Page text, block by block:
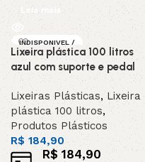
Leia mais
INDISPONIVEL /
SOB ENCOMEND
A
Lixeira plástica 100 litros
azul com suporte e pedal
Lixeiras Plásticas, Lixeira
plástica 100 litros,
Produtos Plásticos
R$184,90
R$ 184,90